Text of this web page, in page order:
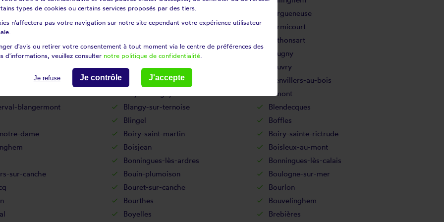
Berck
Bergueneuse
au-bois Berles-monchel
Bermicourt
Béthonsart
Beugnâtre
Beugny
Beuvrequen
Beuvry
saint-vaast Biefvillers-lès-bapaume
Bienvillers-au-bois
Bimont
blangermont Blangy-sur-ternoise
Blendecques
Blingel
Boffles
dame Boiry-saint-martin
Boiry-sainte-rictrude
Boisjean
Boisleux-au-mont
Bonningues-lès-ardres
Bonningues-lès-calais
sur-canche Bouin-plumoison
Boulogne-sur-mer
Bouret-sur-canche
Bourlon
Bourthes
Bouvelinghem
Boyelles
Brebières
types de cookies ou certains services proposés par des tiers.
n'affectera pas votre navigation sur notre site cependant votre expérience utilisateur
d'avis ou retirer votre consentement à tout moment via le centre de préférences des
d'informations, veuillez consulter notre politique de confidentialité
Je refuse Je contrôle J'accepte